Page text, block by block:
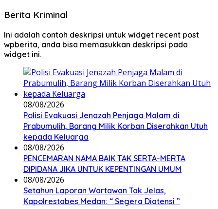
Berita Kriminal
Ini adalah contoh deskripsi untuk widget recent post
wpberita, anda bisa memasukkan deskripsi pada
widget ini.
08/08/2026
Polisi Evakuasi Jenazah Penjaga Malam di
Prabumulih, Barang Milik Korban Diserahkan Utuh
kepada Keluarga
08/08/2026
PENCEMARAN NAMA BAIK TAK SERTA-MERTA
DIPIDANA JIKA UNTUK KEPENTINGAN UMUM
08/08/2026
Setahun Laporan Wartawan Tak Jelas,
Kapolrestabes Medan: “ Segera Diatensi ”